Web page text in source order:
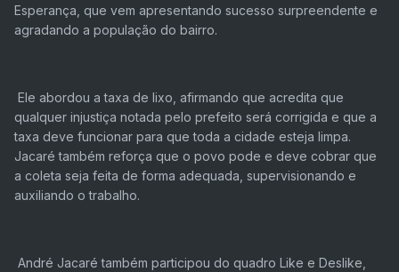
Esperança, que vem apresentando sucesso surpreendente e
agradando a população do bairro.
Ele abordou a taxa de lixo, afirmando que acredita que
qualquer injustiça notada pelo prefeito será corrigida e que a
taxa deve funcionar para que toda a cidade esteja limpa.
Jacaré também reforça que o povo pode e deve cobrar que
a coleta seja feita de forma adequada, supervisionando e
auxiliando o trabalho.
André Jacaré também participou do quadro Like e Deslike,